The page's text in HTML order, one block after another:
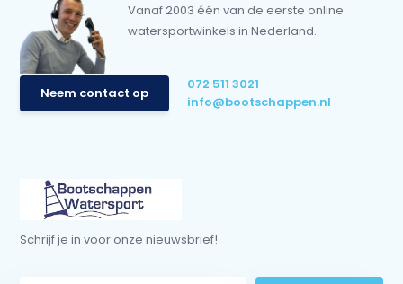
Vanaf 2003 één van de eerste online
watersportwinkels in Nederland.
Neem contact op
072 511 3021
info@bootschappen.nl
Schrijf je in voor onze nieuwsbrief!